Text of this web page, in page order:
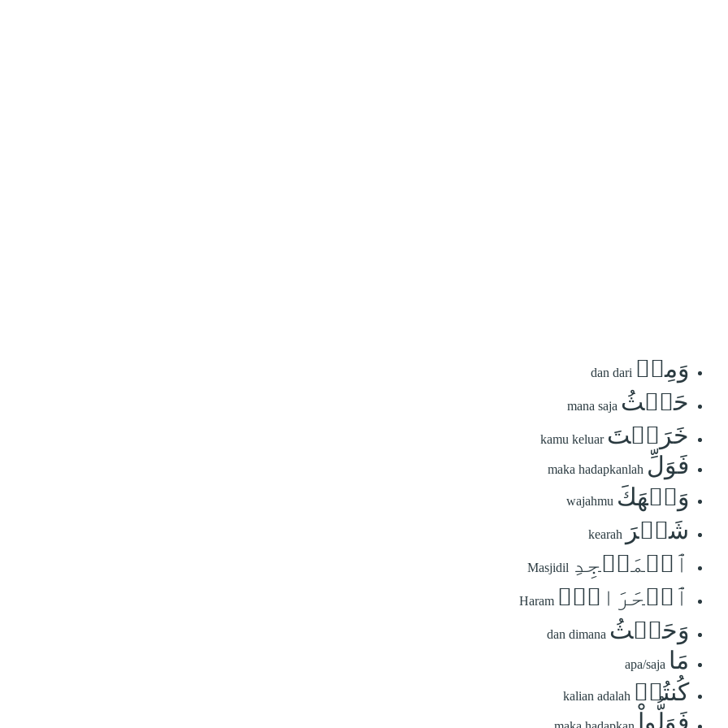
وَمِنۡ dan dari
حَيۡثُ mana saja
خَرَجۡتَ kamu keluar
فَوَلِّ maka hadapkanlah
وَجۡهَكَ wajahmu
شَطۡرَ kearah
ٱلۡمَسۡجِدِ Masjidil
ٱلۡحَرَامِۚ Haram
وَحَيۡثُ dan dimana
مَا apa/saja
كُنتُمۡ kalian adalah
فَوَلُّواْ